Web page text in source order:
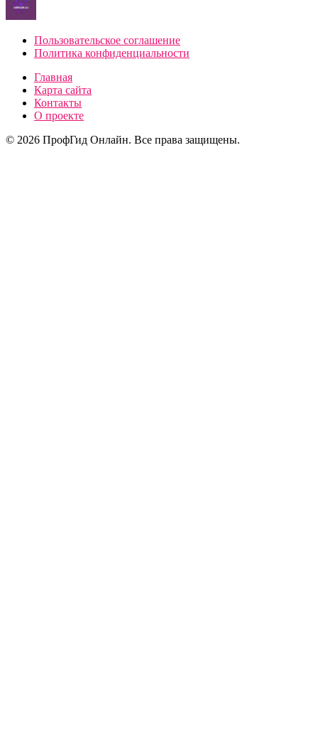
Пользовательское соглашение
Политика конфиденциальности
Главная
Карта сайта
Контакты
О проекте
© 2026 ПрофГид Онлайн. Все права защищены.